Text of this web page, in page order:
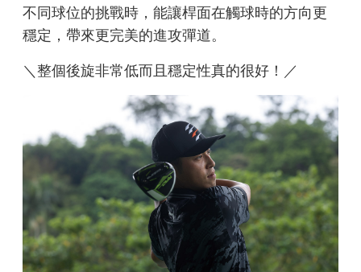
不同球位的挑戰時，能讓桿面在觸球時的方向更
穩定，帶來更完美的進攻彈道。
＼整個後旋非常低而且穩定性真的很好！／